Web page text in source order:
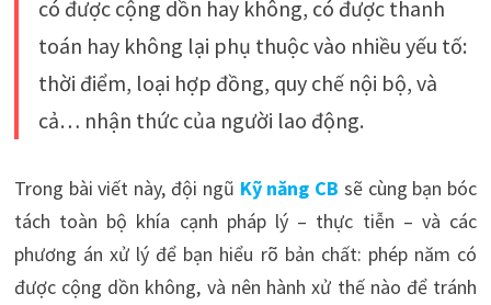
có được cộng dồn hay không, có được thanh
toán hay không lại phụ thuộc vào nhiều yếu tố:
thời điểm, loại hợp đồng, quy chế nội bộ, và
cả… nhận thức của người lao động.
Trong bài viết này, đội ngũ Kỹ năng CB sẽ cùng bạn bóc
tách toàn bộ khía cạnh pháp lý – thực tiễn – và các
phương án xử lý để bạn hiểu rõ bản chất: phép năm có
được cộng dồn không, và nên hành xử thế nào để tránh